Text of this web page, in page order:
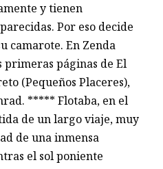
y tienen
Por eso decide
camarote. En Zenda
primeras páginas de El
(Pequeños Placeres),
***** Flotaba, en el
de un largo viaje, muy
de una inmensa
el sol poniente